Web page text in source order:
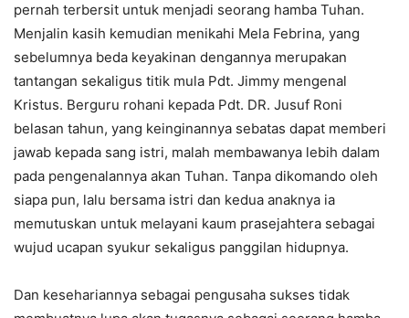
pernah terbersit untuk menjadi seorang hamba Tuhan.
Menjalin kasih kemudian menikahi Mela Febrina, yang
sebelumnya beda keyakinan dengannya merupakan
tantangan sekaligus titik mula Pdt. Jimmy mengenal
Kristus. Berguru rohani kepada Pdt. DR. Jusuf Roni
belasan tahun, yang keinginannya sebatas dapat memberi
jawab kepada sang istri, malah membawanya lebih dalam
pada pengenalannya akan Tuhan. Tanpa dikomando oleh
siapa pun, lalu bersama istri dan kedua anaknya ia
memutuskan untuk melayani kaum prasejahtera sebagai
wujud ucapan syukur sekaligus panggilan hidupnya.
Dan kesehariannya sebagai pengusaha sukses tidak